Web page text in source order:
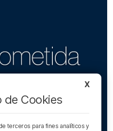
X
de Cookies
terceros para fines analíticos y